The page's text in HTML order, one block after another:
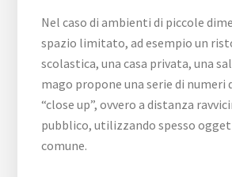
Nel caso di ambienti di piccole
spazio limitato, ad esempio un
scolastica, una casa privata, una
mago propone una serie di numeri
“close up”, ovvero a distanza
pubblico, utilizzando spesso
comune.